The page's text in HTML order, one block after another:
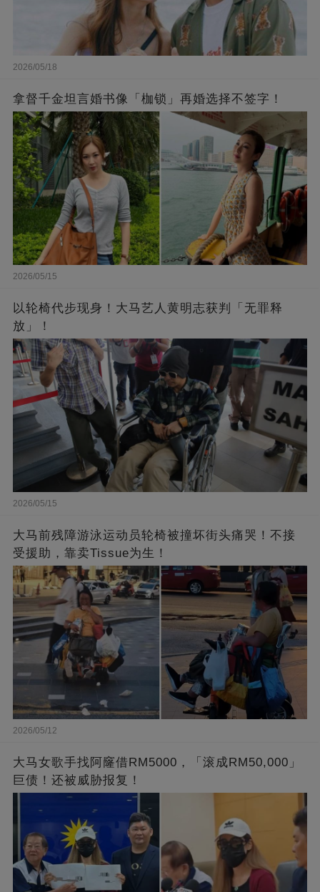
2026/05/18
拿督千金坦言婚书像「枷锁」再婚选择不签字！
2026/05/15
以轮椅代步现身！大马艺人黄明志获判「无罪释
放」！
2026/05/15
大马前残障游泳运动员轮椅被撞坏街头痛哭！不接
受援助，靠卖Tissue为生！
2026/05/12
大马女歌手找阿窿借RM5000，「滚成RM50,000」
巨债！还被威胁报复！